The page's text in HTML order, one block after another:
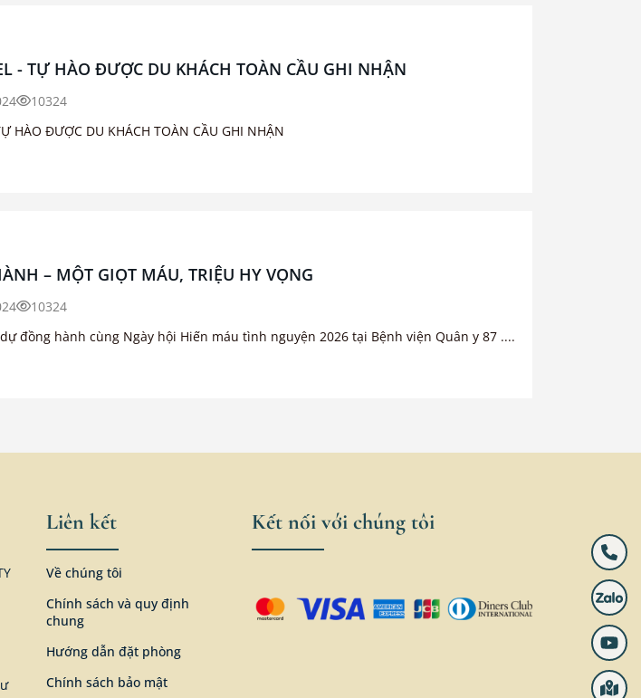
- TỰ HÀO ĐƯỢC DU KHÁCH TOÀN CẦU GHI NHẬN
10324
HÀO ĐƯỢC DU KHÁCH TOÀN CẦU GHI NHẬN
– MỘT GIỌT MÁU, TRIỆU HY VỌNG
10324
đồng hành cùng Ngày hội Hiến máu tình nguyện 2026 tại Bệnh viện Quân y 87 ....
Liên kết
Về chúng tôi
Chính sách và quy định
chung
Hướng dẫn đặt phòng
Chính sách bảo mật
Kết nối với chúng tôi